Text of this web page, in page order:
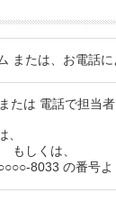
または、お電話
たは 電話で担当
、
もしくは、
8033 の番号